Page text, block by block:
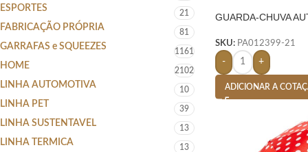
ESPORTES 21
FABRICAÇÃO PRÓPRIA 81
GARRAFAS e SQUEEZES 1161
HOME 2102
LINHA AUTOMOTIVA 10
LINHA PET 39
LINHA SUSTENTAVEL 13
LINHA TERMICA 13
GUARDA-CHUVA
SKU: PA012399-21
- +
ADICIONAR A